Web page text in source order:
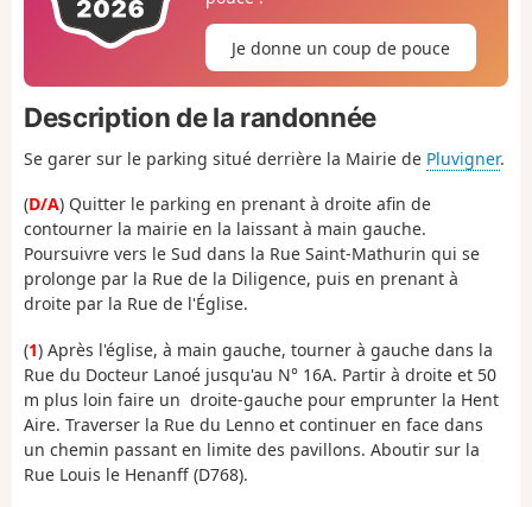
Je donne un coup de pouce
Description de la randonnée
Se garer sur le parking situé derrière la Mairie de Pluvigner.
(D/A) Quitter le parking en prenant à droite afin de
contourner la mairie en la laissant à main gauche.
Poursuivre vers le Sud dans la Rue Saint-Mathurin qui se
prolonge par la Rue de la Diligence, puis en prenant à
droite par la Rue de l'Église.
(1) Après l'église, à main gauche, tourner à gauche dans la
Rue du Docteur Lanoé jusqu'au N° 16A. Partir à droite et 50
m plus loin faire un droite-gauche pour emprunter la Hent
Aire. Traverser la Rue du Lenno et continuer en face dans
un chemin passant en limite des pavillons. Aboutir sur la
Rue Louis le Henanff (D768).